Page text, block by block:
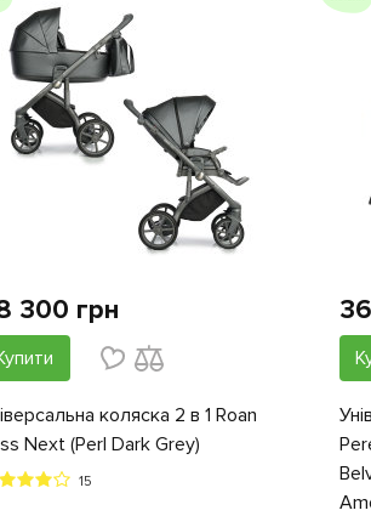
300 грн
коляска 2 в 1 Roan
Next (Perl Dark Grey)
15